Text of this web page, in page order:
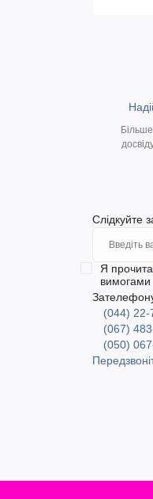
Слідкуйте
Я
вимогами
(044) 22-
(067)
(050)